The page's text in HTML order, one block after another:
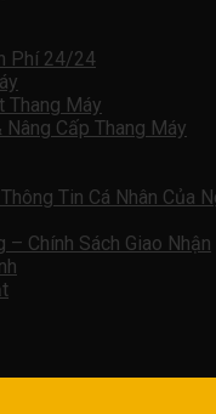
Phí 24/24
Thang Máy
Nâng Cấp Thang Máy
Tin Cá Nhân Của
– Chính Sách Giao Nhận